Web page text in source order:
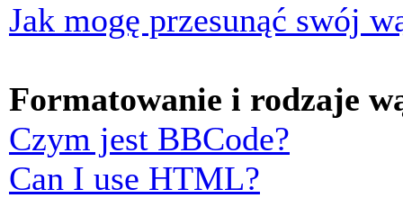
Jak mogę przesunąć swój
Formatowanie i rodzaje
Czym jest BBCode?
Can I use HTML?